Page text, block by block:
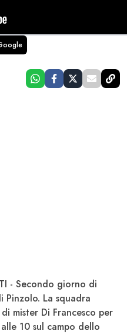
- Secondo giorno di
La squadra
mister Di Francesco per
10 sul campo dello